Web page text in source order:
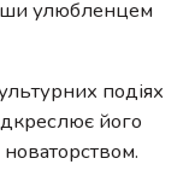
улюбленцем
подіях
його
новаторством.